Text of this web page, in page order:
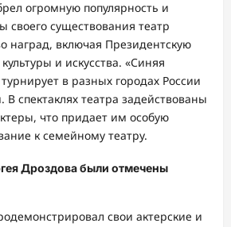
огромную популярность и
своего существования театр
наград, включая Президентскую
и искусства. «Синяя
в разных городах России
спектаклях театра задействованы
что придает им особую
к семейному театру.
Дроздова были отмечены
свои актерские и